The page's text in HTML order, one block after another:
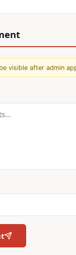
visible after admin